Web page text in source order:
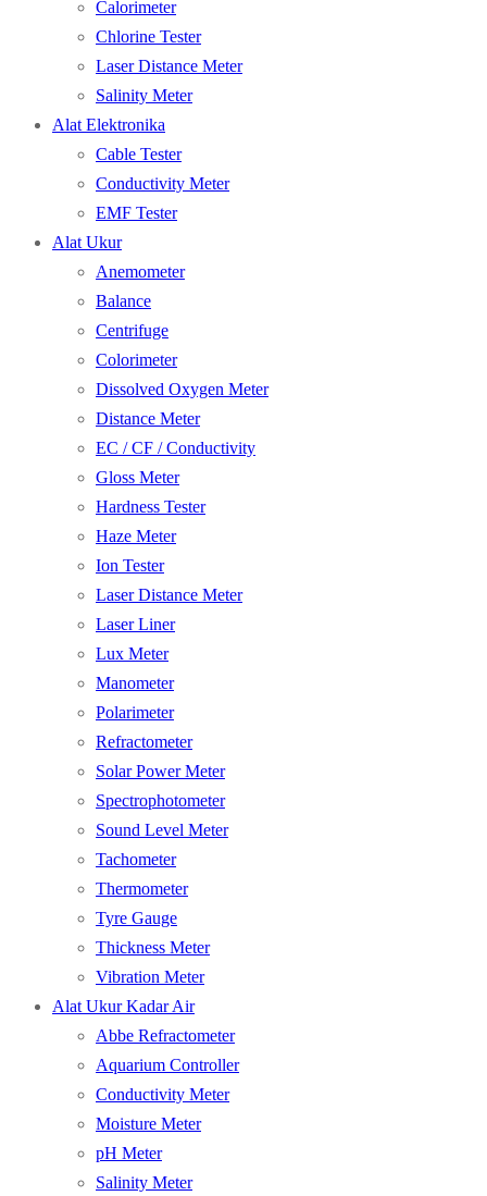
Calorimeter
Chlorine Tester
Laser Distance Meter
Salinity Meter
Alat Elektronika
Cable Tester
Conductivity Meter
EMF Tester
Alat Ukur
Anemometer
Balance
Centrifuge
Colorimeter
Dissolved Oxygen Meter
Distance Meter
EC / CF / Conductivity
Gloss Meter
Hardness Tester
Haze Meter
Ion Tester
Laser Distance Meter
Laser Liner
Lux Meter
Manometer
Polarimeter
Refractometer
Solar Power Meter
Spectrophotometer
Sound Level Meter
Tachometer
Thermometer
Tyre Gauge
Thickness Meter
Vibration Meter
Alat Ukur Kadar Air
Abbe Refractometer
Aquarium Controller
Conductivity Meter
Moisture Meter
pH Meter
Salinity Meter